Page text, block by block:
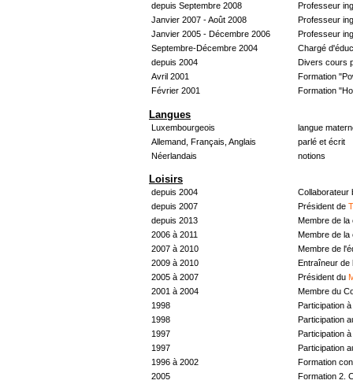
depuis Septembre 2008
Professeur
Janvier 2007 - Août 2008
Professeur
Janvier 2005 - Décembre 2006
Professeur
Septembre-Décembre 2004
Chargé
depuis 2004
Divers cours
Avril 2001
Formation
Février 2001
Formation
Langues
Luxembourgeois
langue
Allemand, Français, Anglais
parlé et écrit
Néerlandais
notions
Loisirs
depuis 2004
Collaborateur
depuis 2007
Président de
depuis 2013
Membre de
2006 à 2011
Membre de
2007 à 2010
Membre de
2009 à 2010
Entraîneur de
2005 à 2007
Président du
2001 à 2004
Membre du
1998
Participation à
1998
Participation
1997
Participation à
1997
Participation
1996 à 2002
Formation
2005
Formation 2.